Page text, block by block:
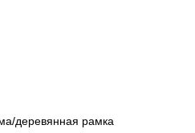
деревянная рамка